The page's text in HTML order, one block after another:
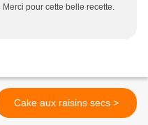
pour cette belle recette.
Cake aux raisins secs >